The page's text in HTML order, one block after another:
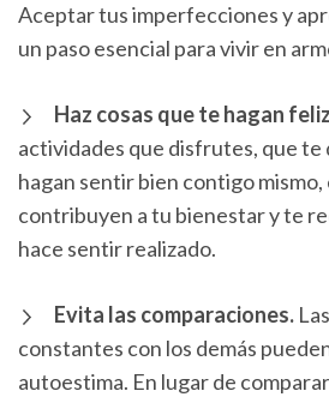
Aceptar tus imperfecciones y
un paso esencial para vivir en
Haz cosas que te hagan
actividades que disfrutes, que te
hagan sentir bien contigo
contribuyen a tu bienestar y te
hace sentir realizado.
Evita las comparaciones.
constantes con los demás
autoestima. En lugar de